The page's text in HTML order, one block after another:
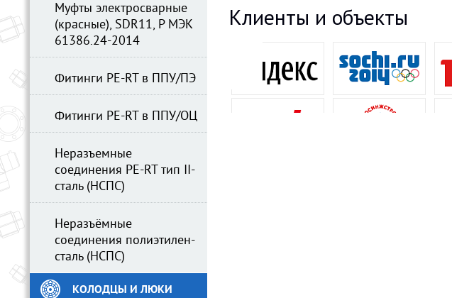
Клиенты и объекты
Муфты электросварные
(красные), SDR11, Р МЭК
61386.24-2014
Фитинги PE-RT в ППУ/ПЭ
Фитинги PE-RT в ППУ/ОЦ
Неразъемные
соединения PE-RT тип II-
сталь (НСПС)
Неразъёмные
соединения полиэтилен-
сталь (НСПС)
КОЛОДЦЫ И ЛЮКИ